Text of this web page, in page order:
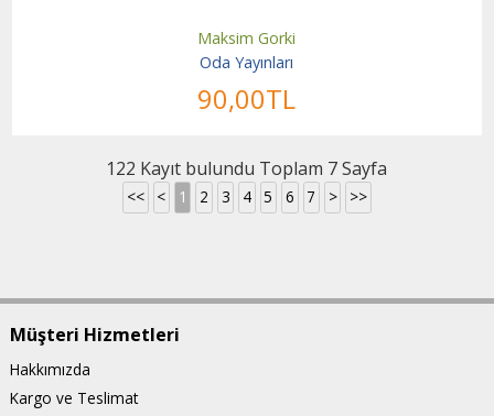
Maksim Gorki
Oda Yayınları
90,00TL
122 Kayıt bulundu Toplam 7 Sayfa
<< < 1 2 3 4 5 6 7 > >>
Müşteri Hizmetleri
Hakkımızda
Kargo ve Teslimat